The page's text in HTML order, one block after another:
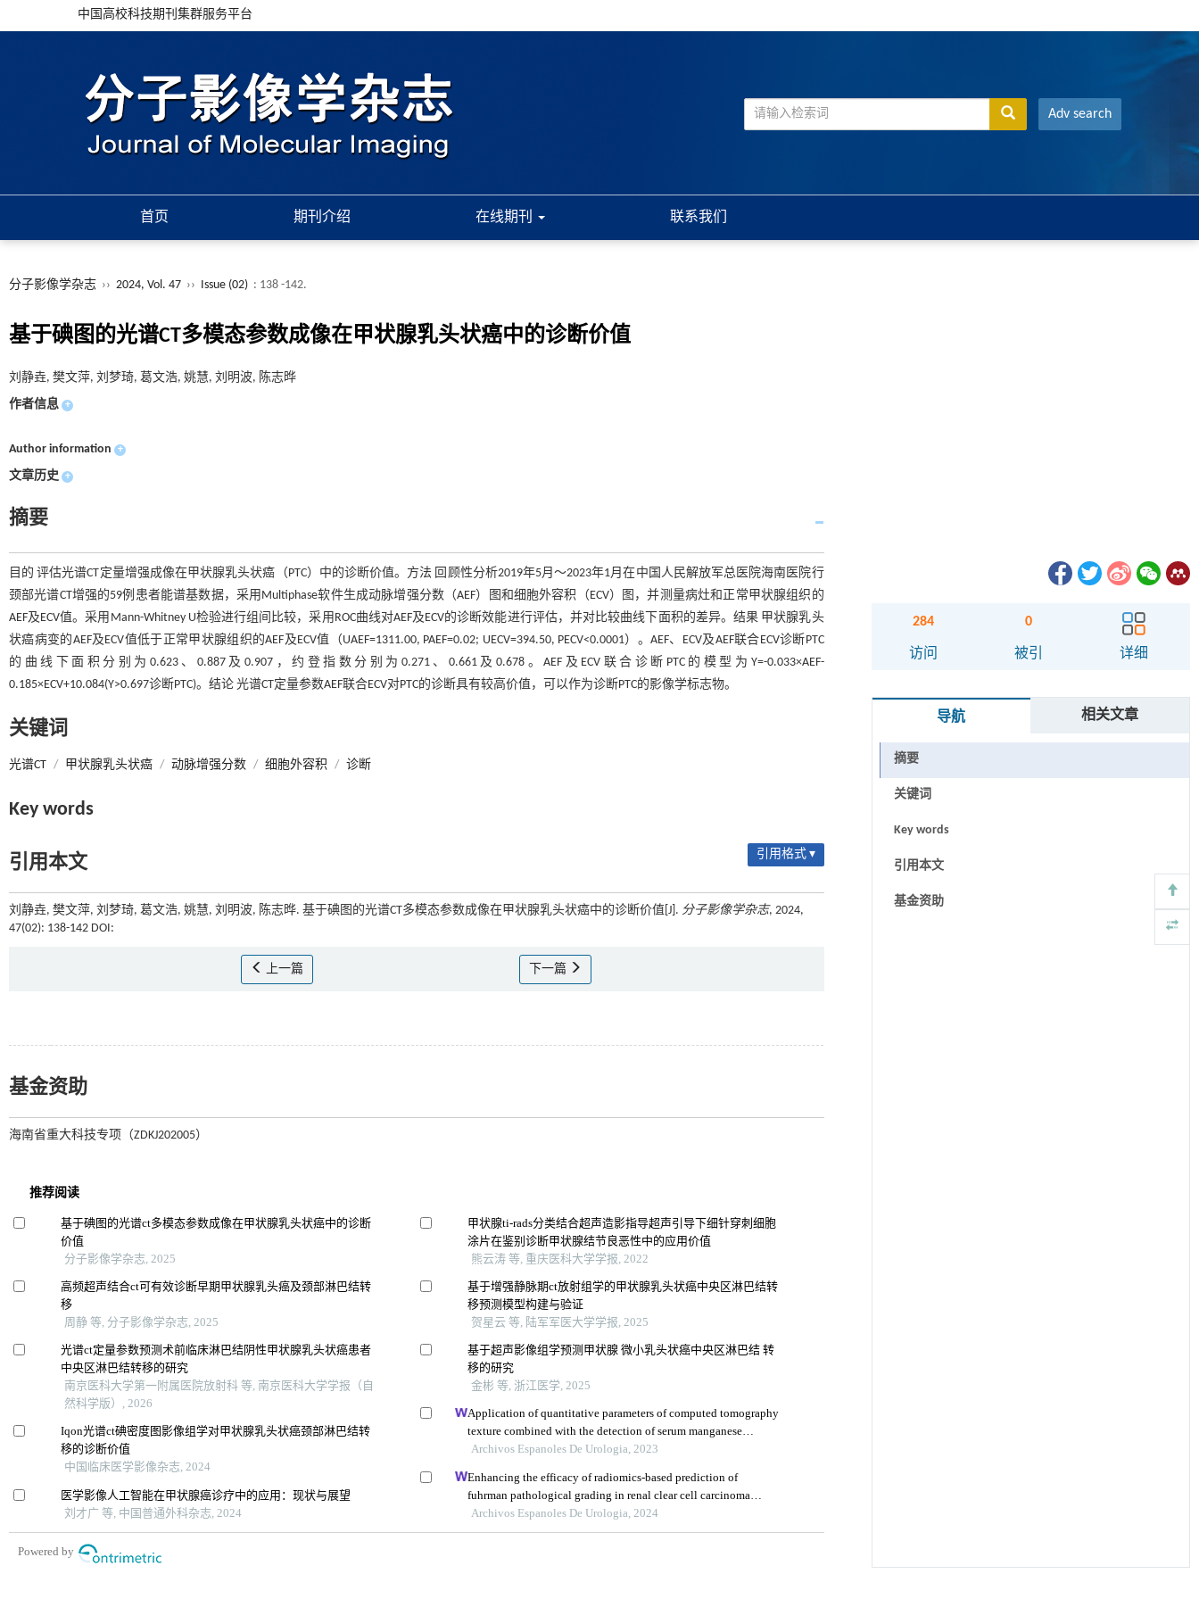
中国高校科技期刊集群服务平台
Adv search
首页 期刊介绍 在线期刊 联系我们
分子影像学杂志 ›› 2024, Vol. 47 ›› Issue (02) : 138 -142.
基于碘图的光谱CT多模态参数成像在甲状腺乳头状癌中的诊断价值
刘静垚, 樊文萍, 刘梦琦, 葛文浩, 姚慧, 刘明波, 陈志晔
作者信息 +
Author information +
文章历史 +
摘要
目的 评估光谱CT定量增强成像在甲状腺乳头状癌（PTC）中的诊断价值。方法 回顾性分析2019年5月～2023年1月在中国人民解放军总医院海南医院行
颈部光谱CT增强的59例患者能谱基数据，采用Multiphase软件生成动脉增强分数（AEF）图和细胞外容积（ECV）图，并测量病灶和正常甲状腺组织的
AEF及ECV值。采用Mann-Whitney U检验进行组间比较，采用ROC曲线对AEF及ECV的诊断效能进行评估，并对比较曲线下面积的差异。结果 甲状腺乳头
状癌病变的AEF及ECV值低于正常甲状腺组织的AEF及ECV值（UAEF=1311.00, PAEF=0.02; UECV=394.50, PECV<0.0001）。AEF、ECV及AEF联合ECV诊断PTC
的曲线下面积分别为0.623、0.887及0.907，约登指数分别为0.271、0.661及0.678。AEF及ECV联合诊断PTC的模型为Y=-0.033×AEF-
0.185×ECV+10.084(Y>0.697诊断PTC)。结论 光谱CT定量参数AEF联合ECV对PTC的诊断具有较高价值，可以作为诊断PTC的影像学标志物。
关键词
光谱CT / 甲状腺乳头状癌 / 动脉增强分数 / 细胞外容积 / 诊断
Key words
引用本文 引用格式 ▾
刘静垚, 樊文萍, 刘梦琦, 葛文浩, 姚慧, 刘明波, 陈志晔. 基于碘图的光谱CT多模态参数成像在甲状腺乳头状癌中的诊断价值[J]. 分子影像学杂志, 2024,
47(02): 138-142 DOI:
上一篇 下一篇
基金资助
海南省重大科技专项（ZDKJ202005）
284
访问
0
被引 详细
导航 相关文章
摘要
关键词
Key words
引用本文
基金资助